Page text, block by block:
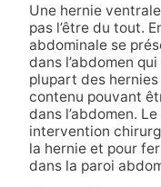
Une hernie
pas l’être du tout.
abdominale se
dans l’abdomen
plupart des
contenu pouvant
dans l’abdomen.
intervention
la hernie et pour
dans la paroi